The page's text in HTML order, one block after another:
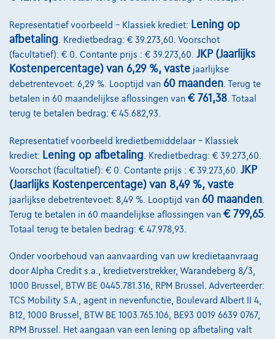
BMW Serie 2
223 i x Drive M sport Harman/Kardon panodak dig.airco alu19
01/2023
32.184 km Benzine Automaat 160 kW ( 218 PK )
Vanaf €612,12 /maand
met een laatste maandaflossing
van€8.587,12
Ontdek het volledige cijfervoorbeeld
3390 Tielt-Winge,
Representatief voorbeeld – Klassiek krediet: Lening op
afbetaling . Kredietbedrag: € 39.273,60. Voorschot
(facultatief): € 0. Contante prijs : € 39.273,60. JKP (Jaarlijks
Kostenpercentage) van 6,29 %, vaste jaarlijkse
debetrentevoet: 6,29 %. Looptijd van 60 maanden . Terug te
betalen in 60 maandelijkse aflossingen van € 761,38 . Totaal
terug te betalen bedrag: € 45.682,93.
Representatief voorbeeld kredietbemiddelaar – Klassiek
krediet: Lening op afbetaling . Kredietbedrag: € 39.273,60.
Voorschot (facultatief): € 0. Contante prijs : € 39.273,60. JKP
(Jaarlijks Kostenpercentage) van 8,49 %, vaste
jaarlijkse debetrentevoet: 8,49 %. Looptijd van 60 maanden
Terug te betalen in 60 maandelijkse aflossingen van € 799,65.
Totaal terug te betalen bedrag: € 47.978,93.
Onder voorbehoud van aanvaarding van uw kredietaanvraag
door Alpha Credit s.a., kredietverstrekker, Warandeberg 8/3,
1000 Brussel, BTW BE 0445.781.316, RPM Brussel. Adverteerder:
TCS Mobility S.A., agent in nevenfunctie, Boulevard Albert II 4,
B12, 1000 Brussel, BTW BE 1003.765.106, BE93 0019 6639 0767,
RPM Brussel. Het aangaan van een lening op afbetaling valt